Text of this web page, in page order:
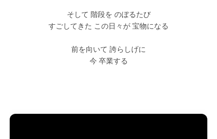
そして 階段を のぼるたび
すごしてきた この日々が 宝物になる
前を向いて 誇らしげに
今 卒業する